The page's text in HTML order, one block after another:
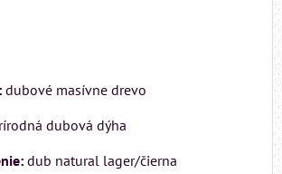
dubové masívne drevo
dubová dýha
dub natural lager/čierna